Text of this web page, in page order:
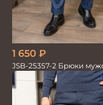
1 650 ₽
JSB-25357-2 Брюки